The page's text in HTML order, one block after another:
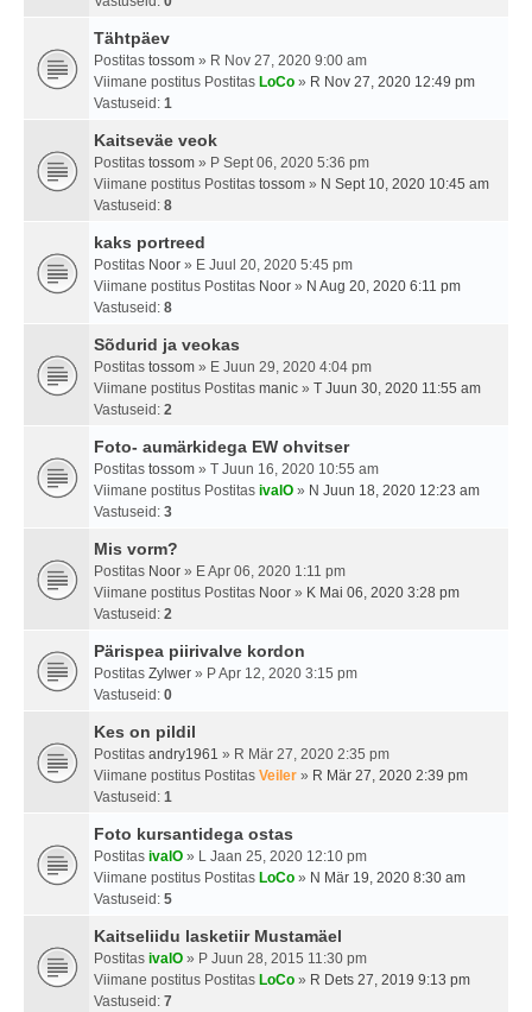
Tähtpäev
Postitas tossom » R Nov 27, 2020 9:00 am
Viimane postitus Postitas LoCo » R Nov 27, 2020 12:49 pm
Vastuseid: 1
Kaitseväe veok
Postitas tossom » P Sept 06, 2020 5:36 pm
Viimane postitus Postitas tossom » N Sept 10, 2020 10:45 am
Vastuseid: 8
kaks portreed
Postitas Noor » E Juul 20, 2020 5:45 pm
Viimane postitus Postitas Noor » N Aug 20, 2020 6:11 pm
Vastuseid: 8
Sõdurid ja veokas
Postitas tossom » E Juun 29, 2020 4:04 pm
Viimane postitus Postitas manic » T Juun 30, 2020 11:55 am
Vastuseid: 2
Foto- aumärkidega EW ohvitser
Postitas tossom » T Juun 16, 2020 10:55 am
Viimane postitus Postitas ivalO » N Juun 18, 2020 12:23 am
Vastuseid: 3
Mis vorm?
Postitas Noor » E Apr 06, 2020 1:11 pm
Viimane postitus Postitas Noor » K Mai 06, 2020 3:28 pm
Vastuseid: 2
Pärispea piirivalve kordon
Postitas Zylwer » P Apr 12, 2020 3:15 pm
Vastuseid: 0
Kes on pildil
Postitas andry1961 » R Mär 27, 2020 2:35 pm
Viimane postitus Postitas Veiler » R Mär 27, 2020 2:39 pm
Vastuseid: 1
Foto kursantidega ostas
Postitas ivalO » L Jaan 25, 2020 12:10 pm
Viimane postitus Postitas LoCo » N Mär 19, 2020 8:30 am
Vastuseid: 5
Kaitseliidu lasketiir Mustamäel
Postitas ivalO » P Juun 28, 2015 11:30 pm
Viimane postitus Postitas LoCo » R Dets 27, 2019 9:13 pm
Vastuseid: 7